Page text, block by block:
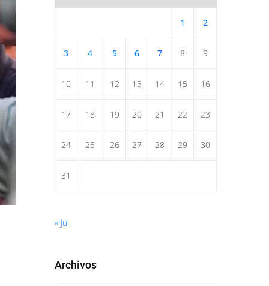
1 2
3 4 5 6 7 8 9
10 11 12 13 14 15 16
17 18 19 20 21 22 23
24 25 26 27 28 29 30
31
« Jul
Archivos